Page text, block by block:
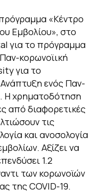
«Κέντρο
Εμβολίου», στο
για το πρόγραμμα
κορωνοϊική
για το
ενός Παν-
Η χρηματοδότηση
από διαφορετικές
τις
και ανοσολογία
Αξίζει να
1.2
των κορωνοϊών
της COVID-19.